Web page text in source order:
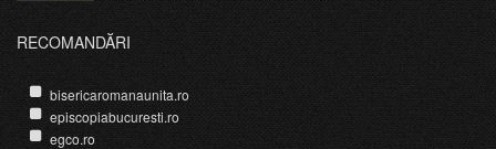
RECOMANDĂRI
bisericaromanaunita.ro
episcopiabucuresti.ro
egco.ro